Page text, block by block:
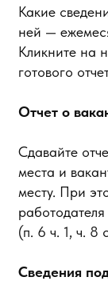
Какие
ней —
Кликните на
готового
Отчет о
Сдавайте
места и
месту. При
(п. 6 ч. 1, ч.
Сведения